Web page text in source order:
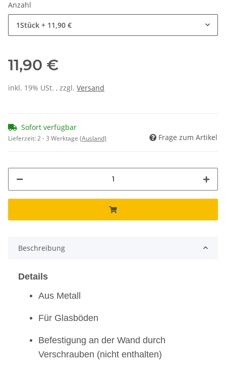
Anzahl
1Stück + 11,90 €
11,90 €
inkl. 19% USt. , zzgl. Versand
Sofort verfügbar
Lieferzeit:2 - 3 Werktage (Ausland) Frage zum Artikel
Beschreibung
Details
Aus Metall
Für Glasböden
Befestigung an der Wand durch
Verschrauben (nicht enthalten)